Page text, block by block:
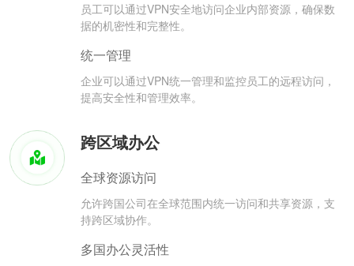
员工可以通过VPN安全地访问企业内部资源，确保数
据的机密性和完整性。
统一管理
企业可以通过VPN统一管理和监控员工的远程访问，
提高安全性和管理效率。
跨区域办公
全球资源访问
允许跨国公司在全球范围内统一访问和共享资源，支
持跨区域协作。
多国办公灵活性